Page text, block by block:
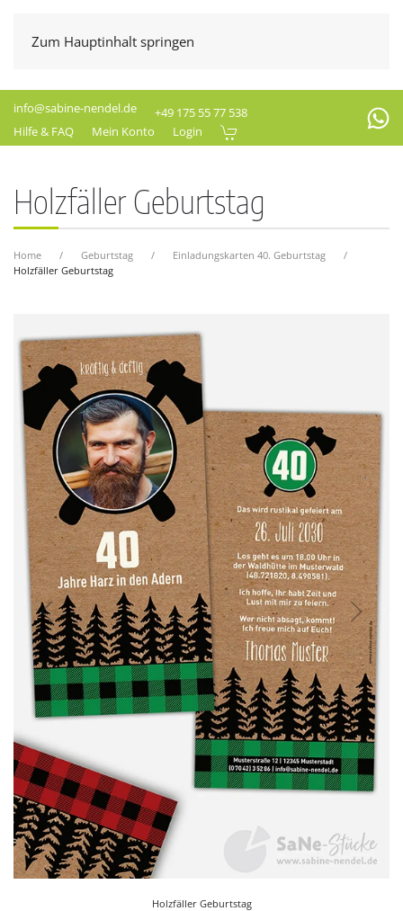
Zum Hauptinhalt springen
info@sabine-nendel.de
+49 175 55 77 538
Hilfe & FAQ
Mein Konto Login
Holzfäller Geburtstag
Home Geburtstag
Einladungskarten 40. Geburtstag
Holzfäller Geburtstag
Holzfäller Geburtstag